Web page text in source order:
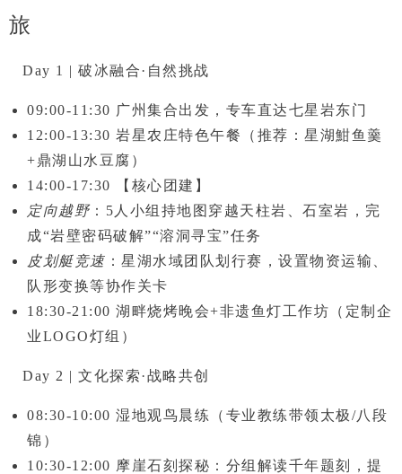
旅
Day 1 | 破冰融合·自然挑战
09:00-11:30 广州集合出发，专车直达七星岩东门
12:00-13:30 岩星农庄特色午餐（推荐：星湖魽鱼羹
+鼎湖山水豆腐）
14:00-17:30
【核心团建】
定向越野：5人小组持地图穿越天柱岩、石室岩，完
成“岩壁密码破解”“溶洞寻宝”任务
皮划艇竞速 ：星湖水域团队划行赛，设置物资运输、
队形变换等协作关卡
18:30-21:00 湖畔烧烤晚会+非遗鱼灯工作坊 （定制企
业LOGO灯组）
Day 2 | 文化探索·战略共创
08:30-10:00 湿地观鸟晨练
（专业教练带领太极/八段
锦）
10:30-12:00 摩崖石刻探秘 ：分组解读千年题刻，提